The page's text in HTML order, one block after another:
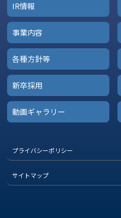
IR情報
事業内容
各種方針等
新卒採用
動画ギャラリー
プライバシーポリシー
サイトマップ